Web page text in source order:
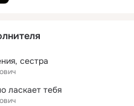
сестра
ласкает тебя